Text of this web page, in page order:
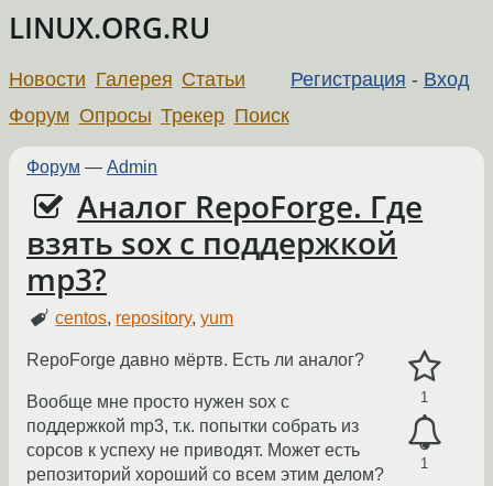
LINUX.ORG.RU
Регистрация - Вход
Новости Галерея Статьи
Форум Опросы Трекер Поиск
Форум — Admin
Аналог RepoForge. Где
взять sox с поддержкой
mp3?
centos, repository,yum
1
1
RepoForge давно мёртв. Есть ли аналог?
Вообще мне просто нужен sox с
поддержкой mp3, т.к. попытки собрать из
сорсов к успеху не приводят. Может есть
репозиторий хороший со всем этим делом?